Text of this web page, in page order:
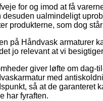
for og imod at få
desuden ualmindeligt
produkterne, som dog
på Håndvask armaturer
jo relevant at vi
giver løfte om
med
så at de garanteret
har fyraften.